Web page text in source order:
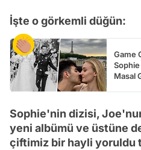
İşte o görkemli düğün:
Game
Masal
Sophie'nin dizisi,
yeni albümü ve üstüne
çiftimiz bir hayli yoruldu